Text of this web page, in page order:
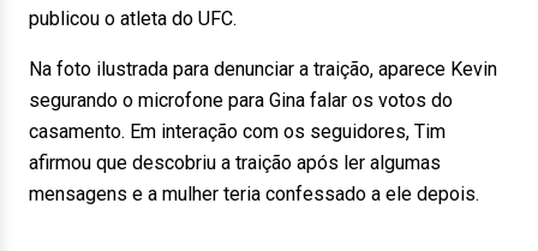
publicou o atleta do UFC.
Na foto ilustrada para denunciar a traição, aparece Kevin
segurando o microfone para Gina falar os votos do
casamento. Em interação com os seguidores, Tim
afirmou que descobriu a traição após ler algumas
mensagens e a mulher teria confessado a ele depois.